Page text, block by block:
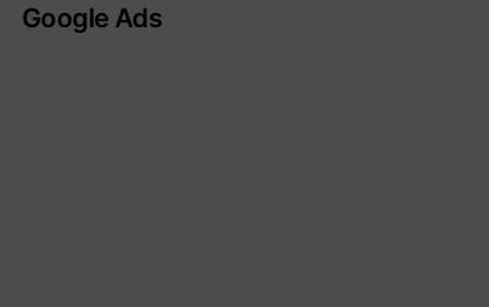
Google Ads